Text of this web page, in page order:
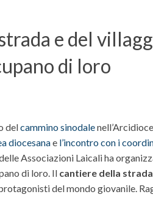
e del
di loro
delcammino sinodale
diocesanae l’incontro con i
Associazioni Laicali ha
di loro. Il cantiere della
del mondo giovanile.